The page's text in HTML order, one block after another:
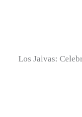
Los Jaivas: